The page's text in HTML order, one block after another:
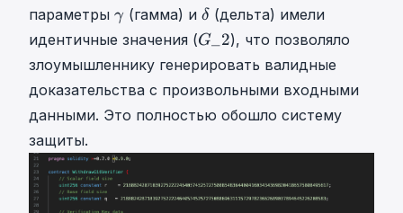
параметры γ
\
a
m
m
γ (гамма) иδ
\
d
e
l
t
δ(дельта) имели
идентичные значения (G
_
G
\
2
}
G 2), что позволяло
злоумышленнику генерировать валидные
доказательства с произвольными входными
данными. Это полностью обошло систему
защиты.